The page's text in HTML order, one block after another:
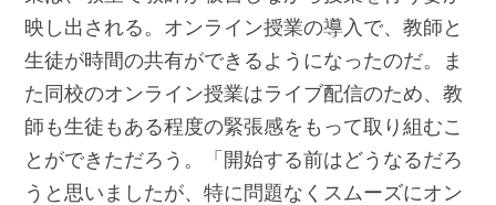
映し出される。オンライン授業の導入で、教師と
生徒が時間の共有ができるようになったのだ。ま
た同校のオンライン授業はライブ配信のため、教
師も生徒もある程度の緊張感をもって取り組むこ
とができただろう。「開始する前はどうなるだろ
うと思いましたが、特に問題なくスムーズにオン